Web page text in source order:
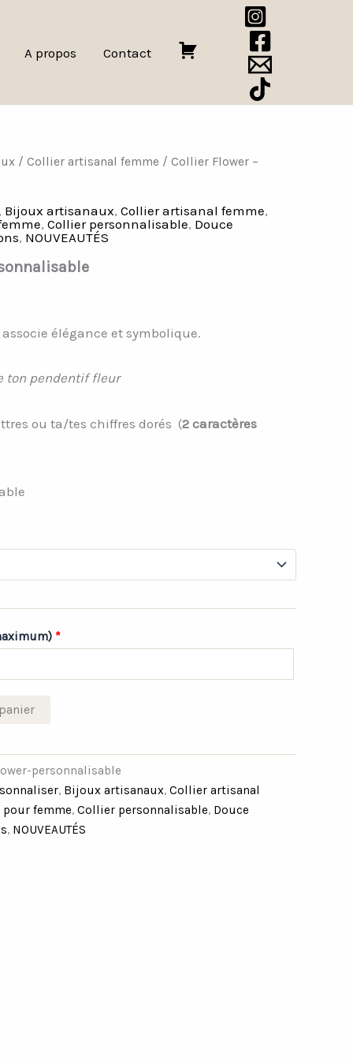
A propos Contact
P
n
/ Collier artisanal femme / Collier Flower –
Bijoux artisanaux, Collier artisanal femme,
, Collier personnalisable, Douce
, NOUVEAUTÉS
élégance et symbolique.
ton pendentif fleur
ou ta/tes chiffres dorés (2 caractères
*
personnalisable
, Bijoux artisanaux, Collier artisanal
femme, Collier personnalisable, Douce
, NOUVEAUTÉS